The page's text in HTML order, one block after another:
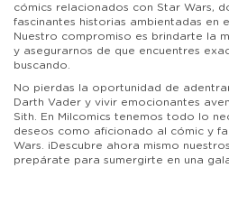
cómics relacionados con Star Wars,
fascinantes historias ambientadas en
Nuestro compromiso es brindarte la
y asegurarnos de que encuentres
buscando.
No pierdas la oportunidad de
Darth Vader y vivir emocionantes
Sith. En Milcomics tenemos todo lo
deseos como aficionado al cómic y
Wars. ¡Descubre ahora mismo
prepárate para sumergirte en una